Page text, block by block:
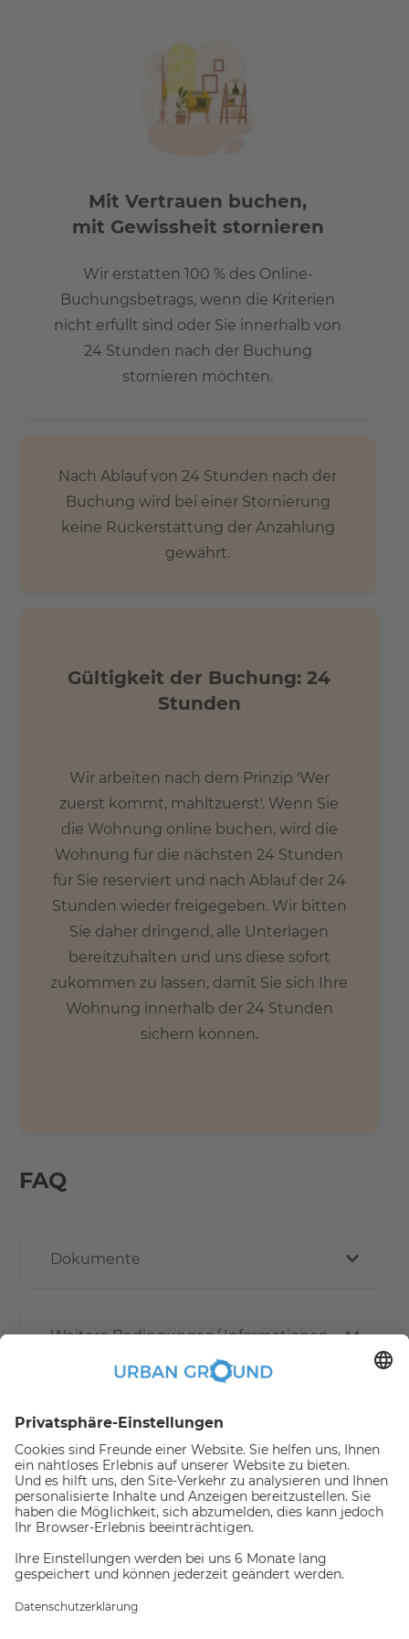
Mit Vertrauen buchen,
mit Gewissheit stornieren
Wir erstatten 100 % des Online-
Buchungsbetrags, wenn die Kriterien
nicht erfüllt sind oder Sie innerhalb von
24 Stunden nach der Buchung
stornieren möchten.
Nach Ablauf von 24 Stunden nach der
Buchung wird bei einer Stornierung
keine Rückerstattung der Anzahlung
gewährt.
Gültigkeit der Buchung: 24
Stunden
Wir arbeiten nach dem Prinzip 'Wer
zuerst kommt, mahltzuerst'. Wenn Sie
die Wohnung online buchen, wird die
Wohnung für die nächsten 24 Stunden
für Sie reserviert und nach Ablauf der 24
Stunden wieder freigegeben. Wir bitten
Sie daher dringend, alle Unterlagen
bereitzuhalten und uns diese sofort
zukommen zu lassen, damit Sie sich Ihre
Wohnung innerhalb der 24 Stunden
sichern können.
FAQ
Dokumente
Weitere Bedingungen/ Informationen
Wie funktioniert die Online buchen?
Erstattungspolitik
Apartment Online gebucht,